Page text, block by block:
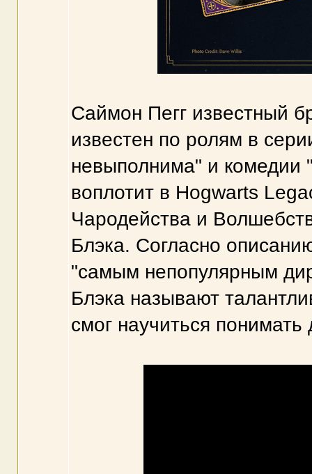
Саймон Пегг известный
известен по ролям в
невыполнима" и
воплотит в Hogwarts
Чародейства и
Блэка. Согласно
"самым непопулярным
Блэка называют
смог научиться понимать